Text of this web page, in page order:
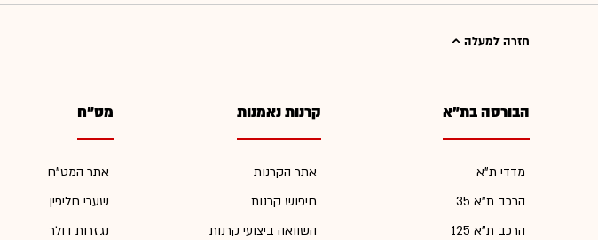
חזרה למעלה
הבורסה בת"א
מדדי ת"א
הרכב ת"א 35
הרכב ת"א 125
קרנות נאמנות
אתר הקרנות
חיפוש קרנות
השוואה ביצועי קרנות
מט"ח
אתר המט"ח
שערי חליפין
נגזרות דולר